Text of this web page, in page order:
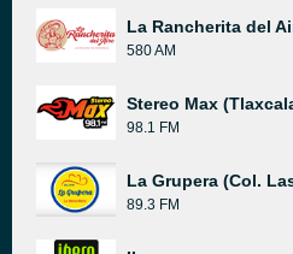
La Rancherita del
580 AM
Stereo Max
98.1 FM
La Grupera (Col.
89.3 FM